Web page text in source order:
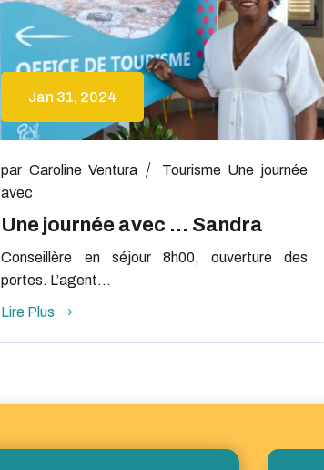
Jan 31, 2024
Une journée avec … Sandra
par Caroline Ventura Tourisme Une journée
avec
Conseillère en séjour 8h00, ouverture des
portes. L’agent...
Lire Plus